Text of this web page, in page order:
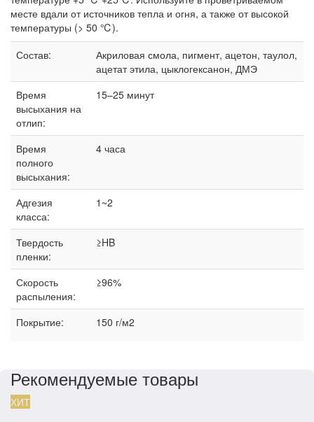
месте вдали от источников тепла и огня, а также от высокой
температуры (> 50 ℃).
Состав:
Акриловая смола, пигмент, ацетон, таулол,
ацетат этила, цыклогексанон, ДМЭ
Время
высыхания на
отлип:
15–25 минут
Время
полного
высыхания:
4 часа
Адгезия
класса:
1~2
Твердость
пленки:
≥HB
Скорость
распыления:
≥96%
Покрытие: 150 г/м2
Рекомендуемые товары
ХИТ